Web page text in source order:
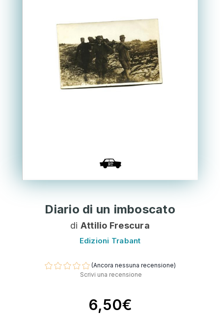
Diario di un imboscato
di Attilio Frescura
Edizioni Trabant
(Ancora nessuna recensione)
Scrivi una recensione
6,50€